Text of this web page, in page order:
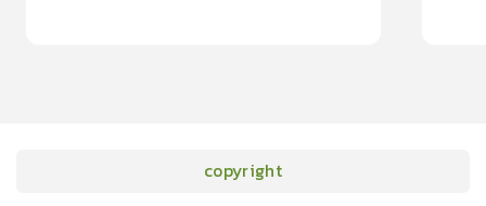
copyright